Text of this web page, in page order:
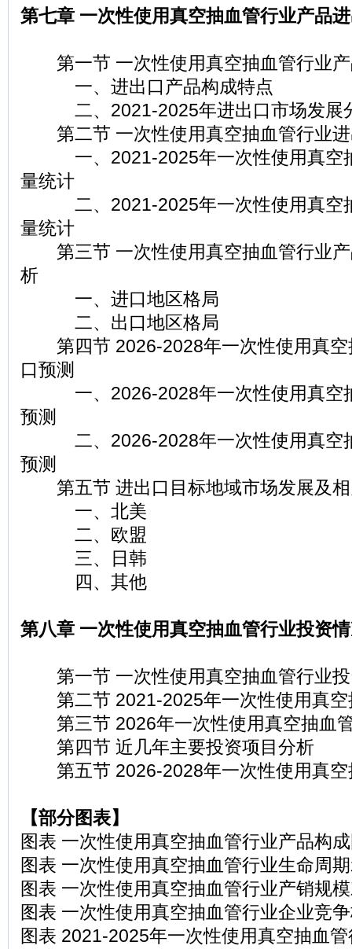
第七章 一次性使用真空抽血管行业产品
第一节 一次性使用真空抽血管行业产
一、进出口产品构成特点
二、2021-2025年进出口市场发展
第二节 一次性使用真空抽血管行业进
一、2021-2025年一次性使用真空
量统计
二、2021-2025年一次性使用真空
量统计
第三节 一次性使用真空抽血管行业产
析
一、进口地区格局
二、出口地区格局
第四节 2026-2028年一次性使用真空
口预测
一、2026-2028年一次性使用真空
预测
二、2026-2028年一次性使用真空
预测
第五节 进出口目标地域市场发展及相
一、北美
二、欧盟
三、日韩
四、其他
第八章 一次性使用真空抽血管行业投资
第一节 一次性使用真空抽血管行业投
第二节 2021-2025年一次性使用真空
第三节 2026年一次性使用真空抽血
第四节 近几年主要投资项目分析
第五节 2026-2028年一次性使用真空
【部分图表】
图表 一次性使用真空抽血管行业产品构
图表 一次性使用真空抽血管行业生命周
图表 一次性使用真空抽血管行业产销规
图表 一次性使用真空抽血管行业企业竞
图表 2021-2025年一次性使用真空抽血